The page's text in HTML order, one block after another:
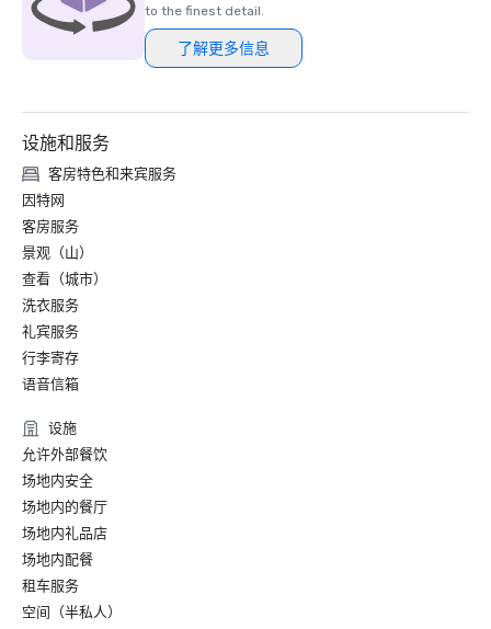
to the finest detail.
了解更多信息
设施和服务
客房特色和来宾服务
因特网
客房服务
景观（山）
查看（城市）
洗衣服务
礼宾服务
行李寄存
语音信箱
设施
允许外部餐饮
场地内安全
场地内的餐厅
场地内礼品店
场地内配餐
租车服务
空间（半私人）